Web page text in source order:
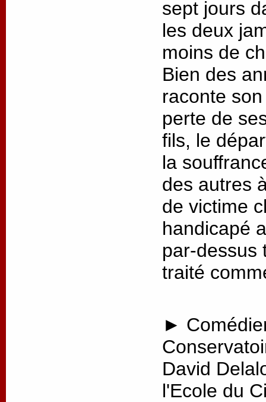
sept jours
les deux
moins de
Bien des
raconte
perte de
fils, le
la
des autres
de victime
handicapé
par-dessus
traité
►
David
l'Ecole du